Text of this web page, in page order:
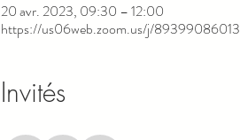
20 avr. 2023, 09:30 – 12:00
https://us06web.zoom.us/j/89399086013
Invités